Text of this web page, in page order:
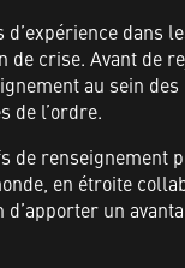
d’expérience dans
de crise. Avant de
au sein
de l’ordre.
de renseignement
en étroite
un